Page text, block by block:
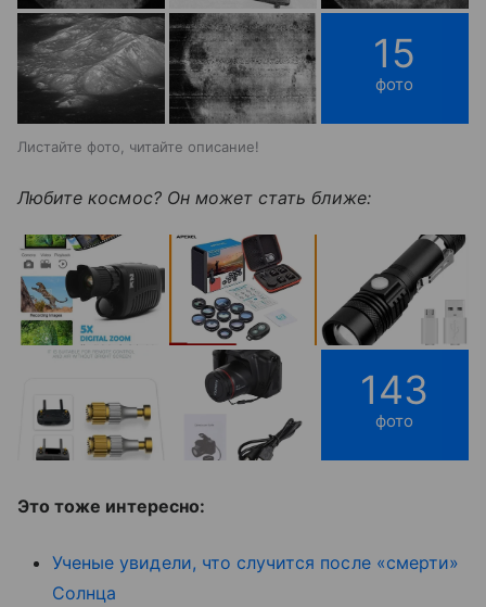
15
фото
Листайте фото, читайте описание!
Любите космос? Он может стать ближе:
143
фото
Это тоже интересно:
Ученые увидели, что случится после «смерти»
Солнца